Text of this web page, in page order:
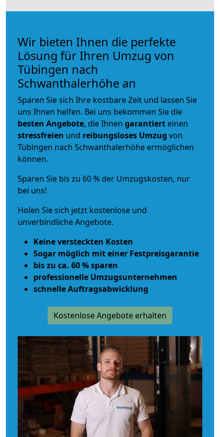
Wir bieten Ihnen die perfekte
Lösung für Ihren Umzug von
Tübingen nach
Schwanthalerhöhe an
Sparen Sie sich Ihre kostbare Zeit und lassen Sie
uns Ihnen helfen. Bei uns bekommen Sie die
besten Angebote, die Ihnen garantiert einen
stressfreien und reibungsloses Umzug von
Tübingen nach Schwanthalerhöhe ermöglichen
können.
Sparen Sie bis zu 60 % der Umzugskosten, nur
bei uns!
Holen Sie sich jetzt kostenlose und
unverbindliche Angebote.
Keine versteckten Kosten
Sogar möglich mit einer Festpreisgarantie
bis zu ca. 60 % sparen
professionelle Umzugsunternehmen
schnelle Auftragsabwicklung
Kostenlose Angebote erhalten